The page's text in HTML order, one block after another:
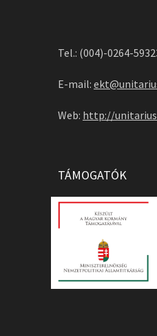
Tel.: (004)-0264-
E-mail:
Web: http://
TÁMOGATÓK